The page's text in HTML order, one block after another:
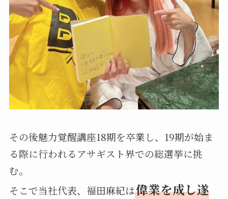
その後魅力覚醒講座18期を卒業し、19期が始ま
る際に行われるアサギスト界での総選挙に挑
む。
そこで当社代表、福田麻紀は偉業を成し遂